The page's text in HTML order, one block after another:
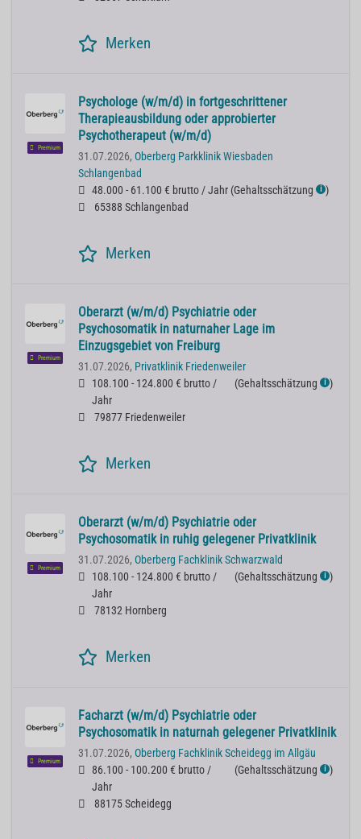
Merken
Premium
Psychologe (w/m/d) in fortgeschrittener
Therapieausbildung oder approbierter
Psychotherapeut (w/m/d)
31.07.2026, Oberberg Parkklinik Wiesbaden
Schlangenbad
48.000 - 61.100 € brutto / Jahr (Gehaltsschätzung ℹ )
65388 Schlangenbad
Merken
Premium
Oberarzt (w/m/d) Psychiatrie oder
Psychosomatik in naturnaher Lage im
Einzugsgebiet von Freiburg
31.07.2026, Privatklinik Friedenweiler
108.100 - 124.800 € brutto /
Jahr
(Gehaltsschätzung ℹ )
79877 Friedenweiler
Merken
Premium
Oberarzt (w/m/d) Psychiatrie oder
Psychosomatik in ruhig gelegener Privatklinik
31.07.2026, Oberberg Fachklinik Schwarzwald
108.100 - 124.800 € brutto /
Jahr
(Gehaltsschätzung ℹ )
78132 Hornberg
Merken
Premium
Facharzt (w/m/d) Psychiatrie oder
Psychosomatik in naturnah gelegener Privatklinik
31.07.2026, Oberberg Fachklinik Scheidegg im Allgäu
86.100 - 100.200 € brutto /
Jahr
(Gehaltsschätzung ℹ )
88175 Scheidegg